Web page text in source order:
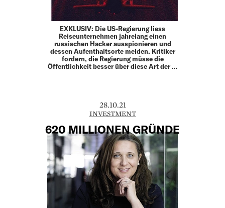
EXKLUSIV: Die US-Regierung liess
Reiseunternehmen jahrelang einen
russischen Hacker ausspionieren und
dessen Aufenthaltsorte melden. Kritiker
fordern, die Regierung müsse die
Öffentlichkeit besser über diese Art der …
28.10.21
INVESTMENT
620 MILLIONEN GRÜNDE